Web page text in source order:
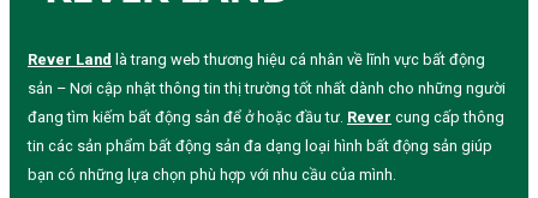
Rever Land là trang web thương hiệu cá nhân về lĩnh vực bất động
sản – Nơi cập nhật thông tin thị trường tốt nhất dành cho những người
đang tìm kiếm bất động sản để ở hoặc đầu tư. Rever cung cấp thông
tin các sản phẩm bất động sản đa dạng loại hình bất động sản giúp
bạn có những lựa chọn phù hợp với nhu cầu của mình.